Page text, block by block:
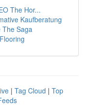
The Hor...
Kaufberatung
The Saga
| Tag Cloud | Top